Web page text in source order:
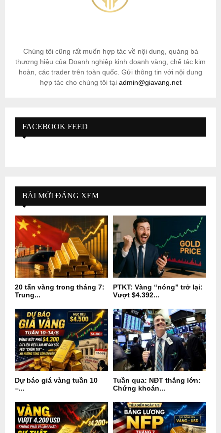
Chúng tôi cũng rất muốn hợp tác về nội dung, quảng bá
thương hiệu của Doanh nghiệp kinh doanh vàng, chế tác kim
hoàn, các trader trên toàn quốc. Gửi thông tin với nội dung
hợp tác cho chúng tôi tại admin@giavang.net
FACEBOOK FEED
BÀI MỚI ĐÁNG XEM
20 tấn vàng trong tháng 7:
Trung...
PTKT: Vàng “nóng” trở lại:
Vượt $4.392...
Dự báo giá vàng tuần 10
–...
Tuần qua: NĐT thắng lớn:
Chứng khoán...